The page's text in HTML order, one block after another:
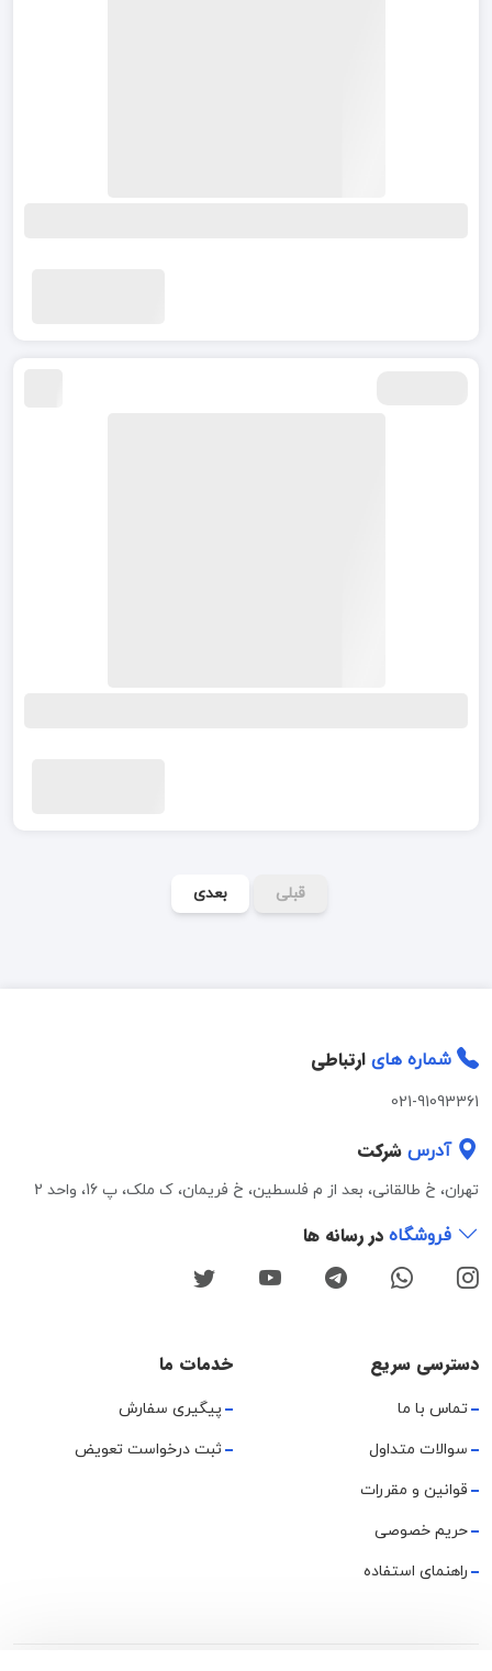
قبلی بعدی
شماره های ارتباطی
021-91093361
آدرس شرکت
تهران، خ طالقانی، بعد از م فلسطین، خ فریمان، ک ملک، پ 16، واحد 2
فروشگاه در رسانه ها
دسترسی سریع
تماس با ما
سوالات متداول
قوانین و مقررات
حریم خصوصی
راهنمای استفاده
خدمات ما
پیگیری سفارش
ثبت درخواست تعویض